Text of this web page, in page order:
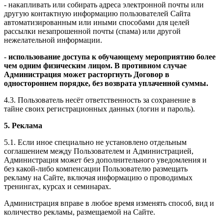
- накапливать или собирать адреса электронной почты или
другую контактную информацию пользователей Сайта
автоматизированным или иными способами для целей
рассылки незапрошенной почты (спама) или другой
нежелательной информации.
- использование доступа к обучающему мероприятию более
чем одним физическим лицом. В противном случае
Администрация может расторгнуть Договор в
одностороннем порядке, без возврата уплаченной суммы.
4.3. Пользователь несёт ответственность за сохранение в
тайне своих регистрационных данных (логин и пароль).
5. Реклама
5.1. Если иное специально не установлено отдельным
соглашением между Пользователем и Администрацией,
Администрация может без дополнительного уведомления и
без какой-либо компенсации Пользователю размещать
рекламу на Сайте, включая информацию о проводимых
тренингах, курсах и семинарах.
Администрация вправе в любое время изменять способ, вид и
количество рекламы, размещаемой на Сайте.